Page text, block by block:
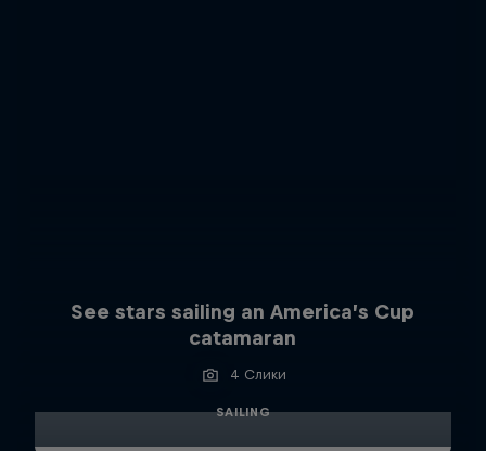
See stars sailing an America’s Cup
catamaran
4 Слики
SAILING